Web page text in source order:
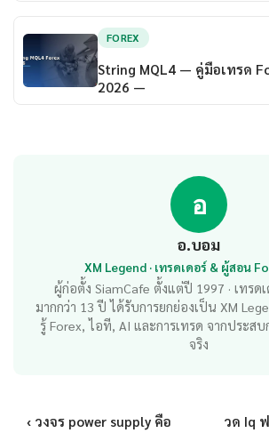
FOREX
String MQL4 — คู่มือเทรด
2026 —
อ
อ.บอม
XM Legend · เทรดเดอร์ & ผู้สอน
ผู้ก่อตั้ง SiamCafe ตั้งแต่ปี 1997 · เทรด
มากกว่า 13 ปี ได้รับการยกย่องเป็น XM
รู้ Forex, ไอที, AI และการเทรด จากประส
จริง
‹ วงจร power supply คือ
วด Iq